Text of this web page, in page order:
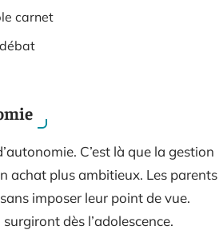
carnet
C’est là que la gestion
achat plus ambitieux. Les parents
imposer leur point de vue.
dès l’adolescence.